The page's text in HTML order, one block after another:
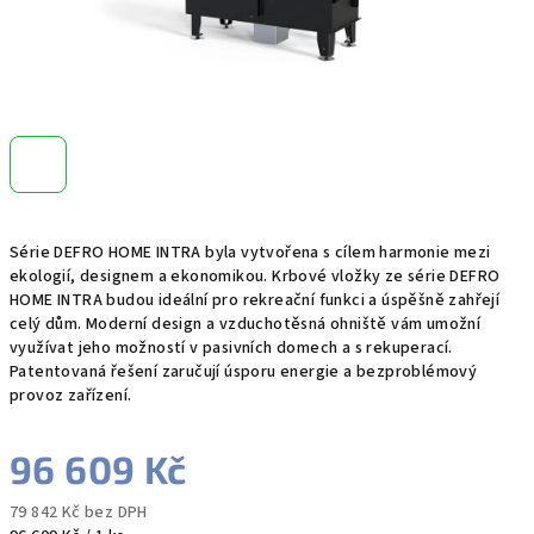
Série DEFRO HOME INTRA byla vytvořena s cílem harmonie mezi
ekologií, designem a ekonomikou. Krbové vložky ze série DEFRO
HOME INTRA budou ideální pro rekreační funkci a úspěšně zahřejí
celý dům. Moderní design a vzduchotěsná ohniště vám umožní
využívat jeho možností v pasivních domech a s rekuperací.
Patentovaná řešení zaručují úsporu energie a bezproblémový
provoz zařízení.
96 609 Kč
79 842 Kč bez DPH